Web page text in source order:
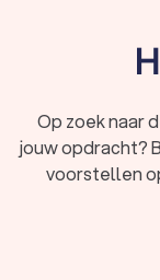
Op zoek naar
jouw opdracht?
voorstellen